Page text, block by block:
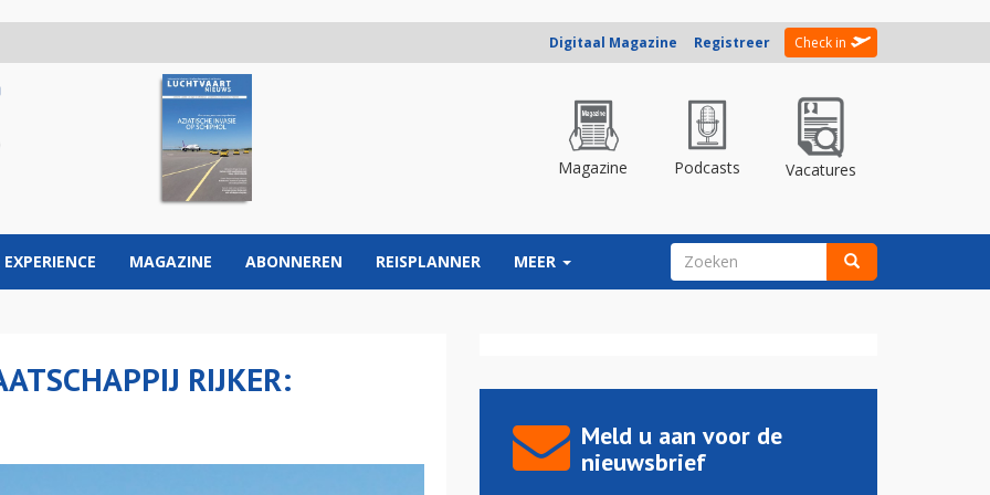
Digitaal Magazine Registreer Check in
Magazine Podcasts Vacatures
EXPERIENCE MAGAZINE ABONNEREN REISPLANNER MEER ZOEKVELD
RIJKER:
Meld u aan voor de
nieuwsbrief